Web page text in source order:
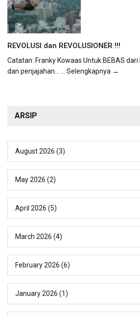
REVOLUSI dan REVOLUSIONER !!!
Catatan: Franky Kowaas Untuk BEBAS
dan penjajahan...
... Selengkapnya →
ARSIP
August 2026 (3)
May 2026 (2)
April 2026 (5)
March 2026 (4)
February 2026 (6)
January 2026 (1)